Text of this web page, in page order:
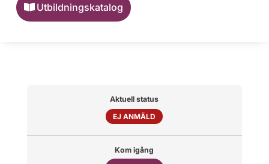
Utbildningskatalog
Aktuell status
EJ ANMÄLD
Kom igång